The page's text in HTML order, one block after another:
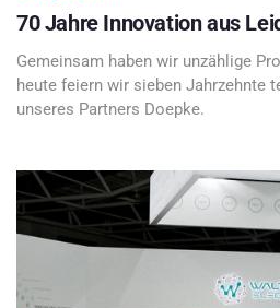
70 Jahre Innovation aus
Gemeinsam haben wir unzählige
heute feiern wir sieben Jahrzehnte
unseres Partners Doepke.